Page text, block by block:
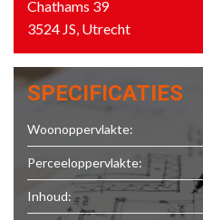
Chathams 39
3524 JS, Utrecht
SPECIFICATIES
Woonoppervlakte:
Perceeloppervlakte:
Inhoud: